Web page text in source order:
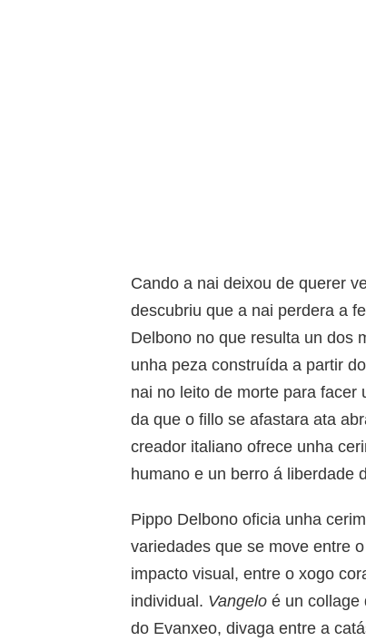
Cando a nai deixou de querer
descubriu que a nai perdera a
Delbono no que resulta un dos
unha peza construída a partir
nai no leito de morte para
da que o fillo se afastara ata
creador italiano ofrece unha
humano e un berro á liberdade
Pippo Delbono oficia unha
variedades que se move entre
impacto visual, entre o xogo
individual. Vangelo é un collage
do Evanxeo, divaga entre a